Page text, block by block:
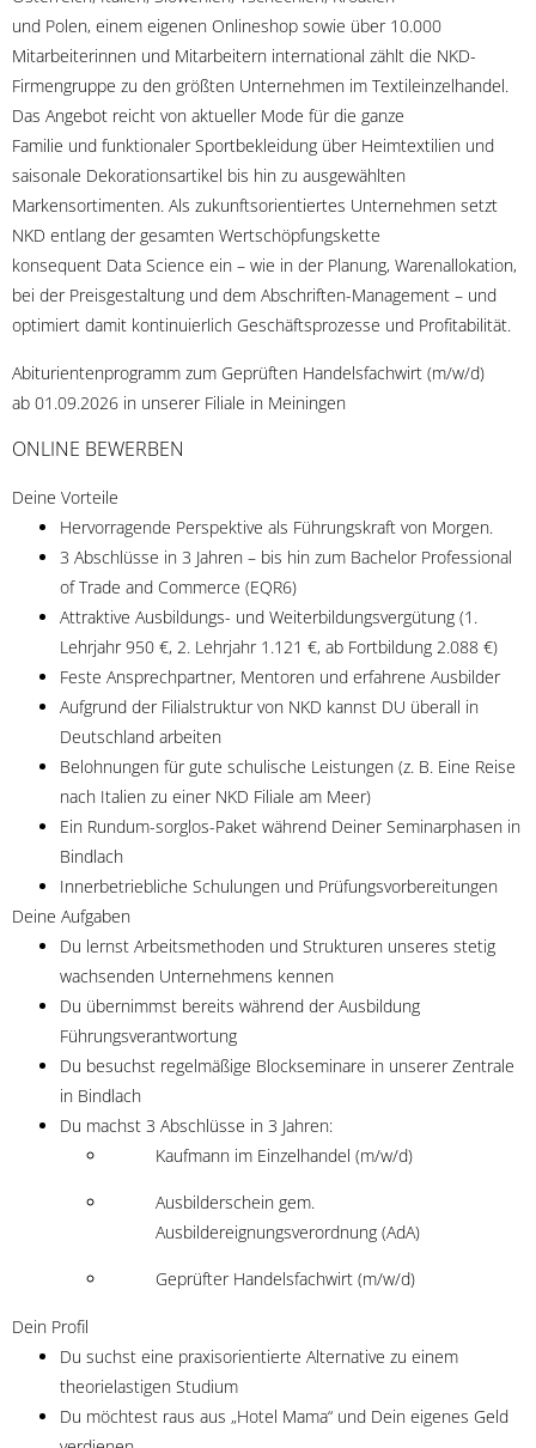
und Polen, einem eigenen Onlineshop sowie über 10.000
Mitarbeiterinnen und Mitarbeitern international zählt die NKD-
Firmengruppe zu den größten Unternehmen im Textileinzelhandel.
Das Angebot reicht von aktueller Mode für die ganze
Familie und funktionaler Sportbekleidung über Heimtextilien und
saisonale Dekorationsartikel bis hin zu ausgewählten
Markensortimenten. Als zukunftsorientiertes Unternehmen setzt
NKD entlang der gesamten Wertschöpfungskette
konsequent Data Science ein – wie in der Planung, Warenallokation,
bei der Preisgestaltung und dem Abschriften-Management – und
optimiert damit kontinuierlich Geschäftsprozesse und Profitabilität.
Abiturientenprogramm zum Geprüften Handelsfachwirt (m/w/d)
ab 01.09.2026 in unserer Filiale in Meiningen
ONLINE BEWERBEN
Deine Vorteile
Hervorragende Perspektive als Führungskraft von Morgen.
3 Abschlüsse in 3 Jahren – bis hin zum Bachelor Professional
of Trade and Commerce (EQR6)
Attraktive Ausbildungs- und Weiterbildungsvergütung (1.
Lehrjahr 950 €, 2. Lehrjahr 1.121 €, ab Fortbildung 2.088 €)
Feste Ansprechpartner, Mentoren und erfahrene Ausbilder
Aufgrund der Filialstruktur von NKD kannst DU überall in
Deutschland arbeiten
Belohnungen für gute schulische Leistungen (z. B. Eine Reise
nach Italien zu einer NKD Filiale am Meer)
Ein Rundum-sorglos-Paket während Deiner Seminarphasen in
Bindlach
Innerbetriebliche Schulungen und Prüfungsvorbereitungen
Deine Aufgaben
Du lernst Arbeitsmethoden und Strukturen unseres stetig
wachsenden Unternehmens kennen
Du übernimmst bereits während der Ausbildung
Führungsverantwortung
Du besuchst regelmäßige Blockseminare in unserer Zentrale
in Bindlach
Du machst 3 Abschlüsse in 3 Jahren:
Kaufmann im Einzelhandel (m/w/d)
Ausbilderschein gem.
Ausbildereignungsverordnung (AdA)
Geprüfter Handelsfachwirt (m/w/d)
Dein Profil
Du suchst eine praxisorientierte Alternative zu einem
theorielastigen Studium
Du möchtest raus aus „Hotel Mama“ und Dein eigenes Geld